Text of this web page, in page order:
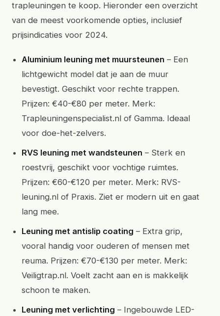
trapleuningen te koop. Hieronder een overzicht
van de meest voorkomende opties, inclusief
prijsindicaties voor 2024.
Aluminium leuning met muursteunen – Een
lichtgewicht model dat je aan de muur
bevestigt. Geschikt voor rechte trappen.
Prijzen: €40-€80 per meter. Merk:
Trapleuningenspecialist.nl of Gamma. Ideaal
voor doe-het-zelvers.
RVS leuning met wandsteunen – Sterk en
roestvrij, geschikt voor vochtige ruimtes.
Prijzen: €60-€120 per meter. Merk: RVS-
leuning.nl of Praxis. Ziet er modern uit en gaat
lang mee.
Leuning met antislip coating – Extra grip,
vooral handig voor ouderen of mensen met
reuma. Prijzen: €70-€130 per meter. Merk:
Veiligtrap.nl. Voelt zacht aan en is makkelijk
schoon te maken.
Leuning met verlichting – Ingebouwde LED-